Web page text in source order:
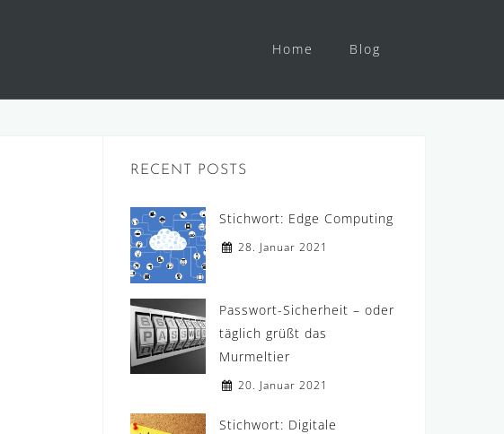
Home Blog
RECENT POSTS
Stichwort: Edge Computing
28. Januar 2021
Passwort-Sicherheit – oder
täglich grüßt das
Murmeltier
20. Januar 2021
Stichwort: Digitale